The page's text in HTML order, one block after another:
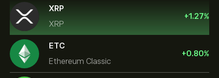
XRP
XRP
+1.27%
ETC
Ethereum Classic
+0.80%